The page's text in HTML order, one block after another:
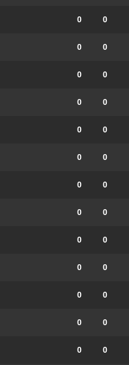
0 0
0 0
0 0
0 0
0 0
0 0
0 0
0 0
0 0
0 0
0 0
0 0
0 0